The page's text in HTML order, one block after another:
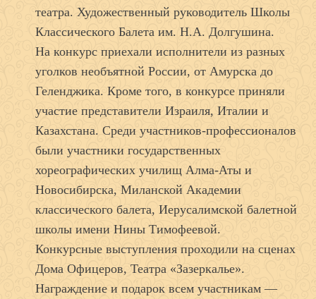
театра. Художественный руководитель Школы
Классического Балета им. Н.А. Долгушина.
На конкурс приехали исполнители из разных
уголков необъятной России, от Амурска до
Геленджика. Кроме того, в конкурсе приняли
участие представители Израиля, Италии и
Казахстана. Среди участников-профессионалов
были участники государственных
хореографических училищ Алма-Аты и
Новосибирска, Миланской Академии
классического балета, Иерусалимской балетной
школы имени Нины Тимофеевой.
Конкурсные выступления проходили на сценах
Дома Офицеров, Театра «Зазеркалье».
Награждение и подарок всем участникам —